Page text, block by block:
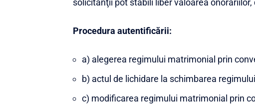
Procedura autentificării:
a) alegerea regimului matrimonial prin
b) actul de lichidare la schimbarea
c) modificarea regimului matrimonial prin